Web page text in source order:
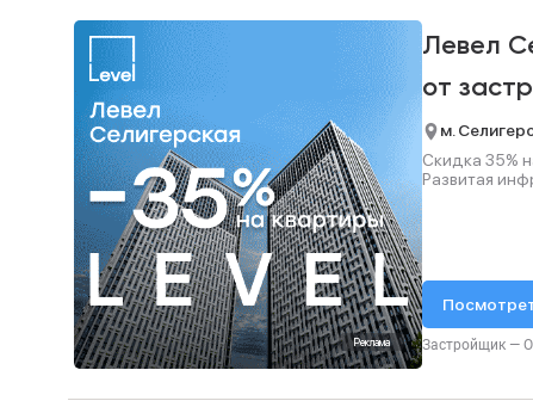
Реклама
Левел
от
м.
Скидка 35%
Развитая